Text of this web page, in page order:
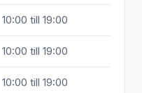
10:00 till 19:00
10:00 till 19:00
10:00 till 19:00